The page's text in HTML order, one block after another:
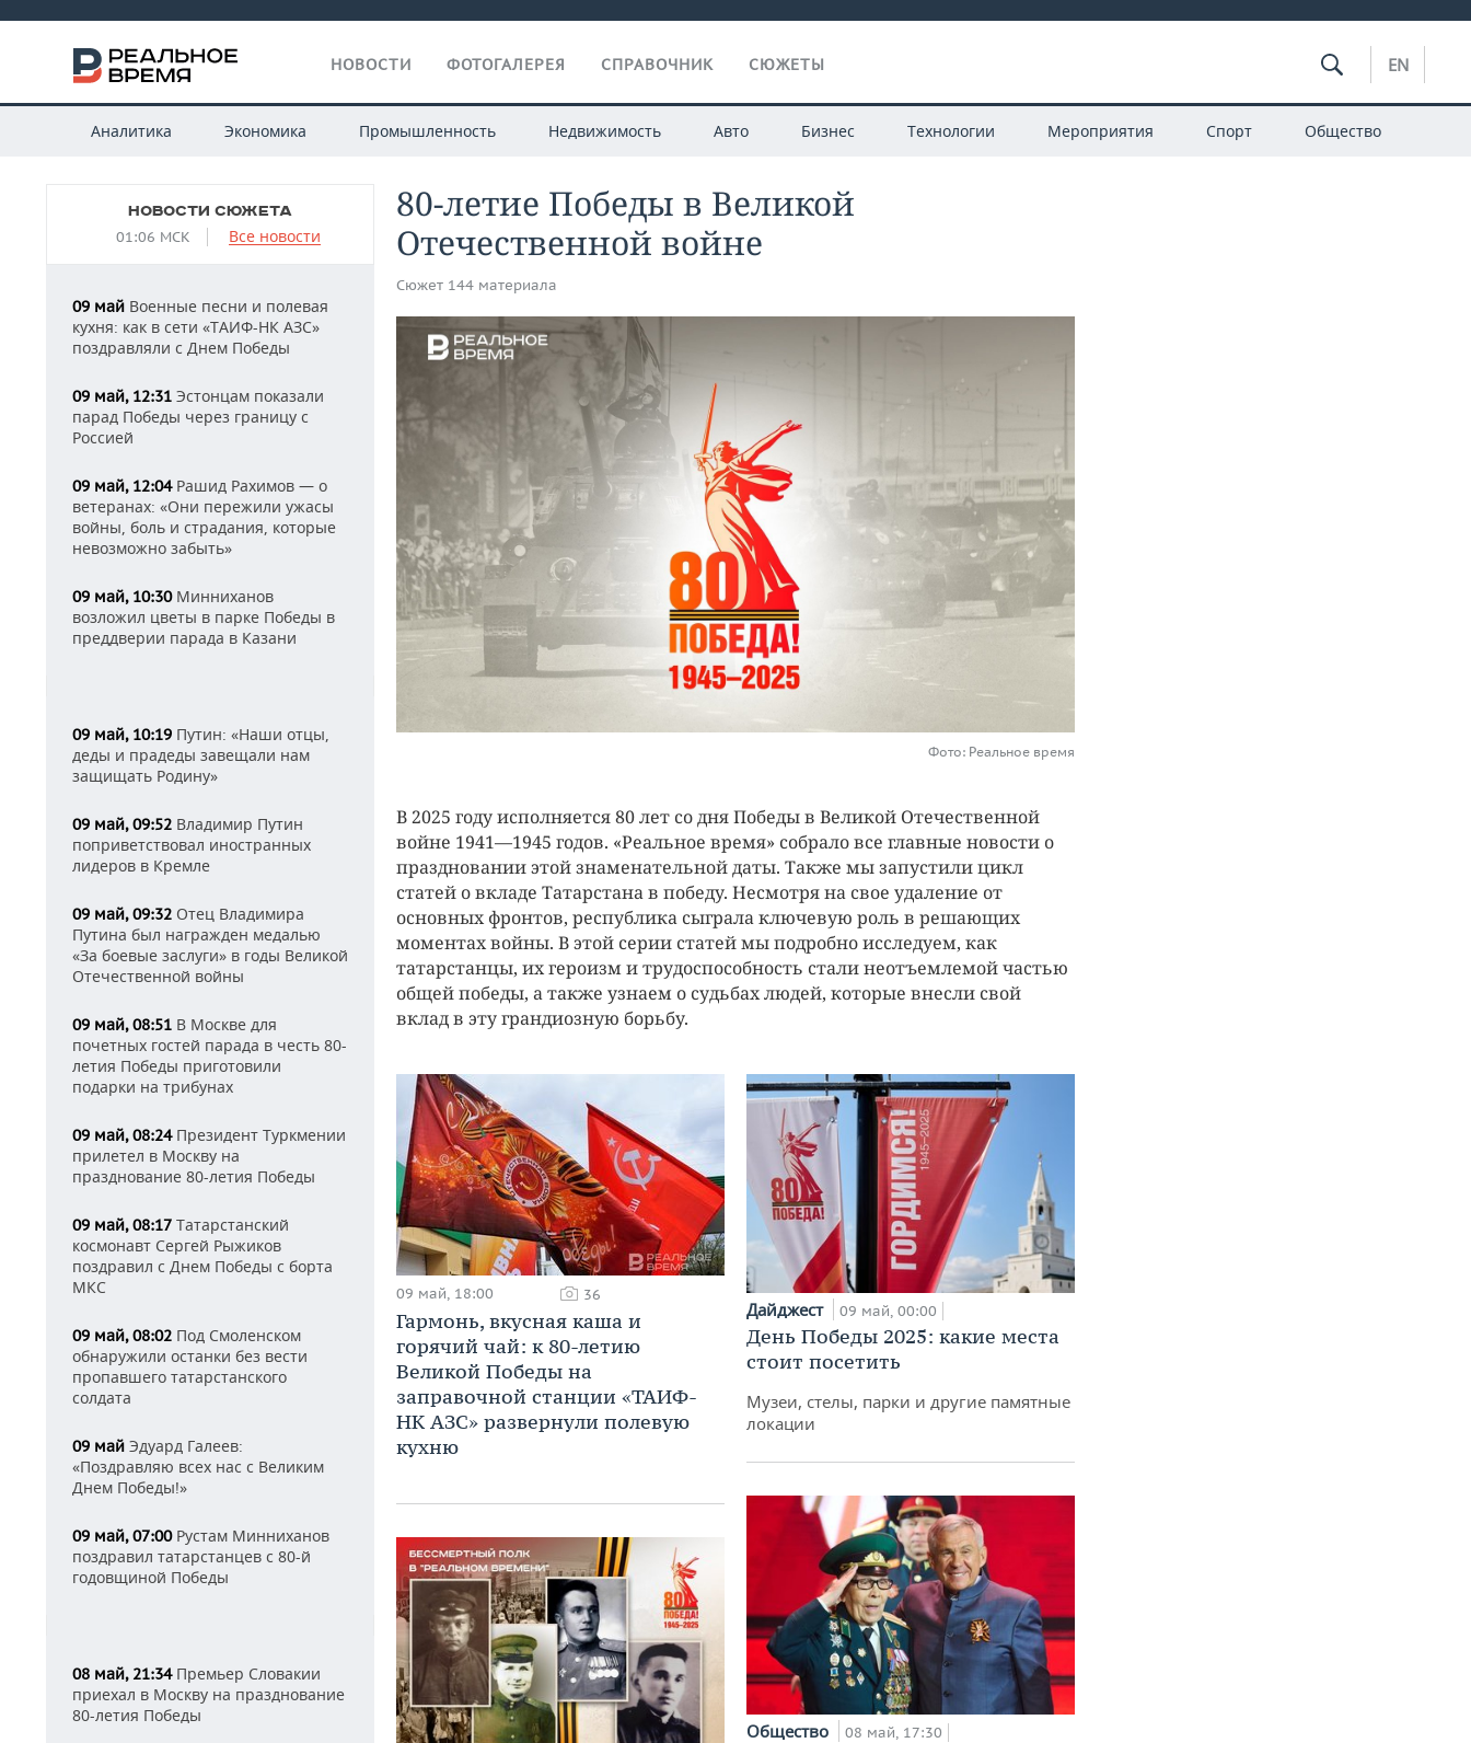
НОВОСТИ ФОТОГАЛЕРЕЯ СПРАВОЧНИК СЮЖЕТЫ EN
Аналитика Экономика Промышленность Недвижимость Авто Бизнес Технологии Мероприятия Спорт Общество
НОВОСТИ СЮЖЕТА
01:06 МСК Все новости
09 май Военные песни и полевая
кухня: как в сети «ТАИФ-НК АЗС»
поздравляли с Днем Победы
09 май, 12:31 Эстонцам показали
парад Победы через границу с
Россией
09 май, 12:04Рашид Рахимов — о
ветеранах: «Они пережили ужасы
войны, боль и страдания, которые
невозможно забыть»
09 май, 10:30Минниханов
возложил цветы в парке Победы в
преддверии парада в Казани
09 май, 10:19 Путин: «Наши отцы,
деды и прадеды завещали нам
защищать Родину»
09 май, 09:52 Владимир Путин
поприветствовал иностранных
лидеров в Кремле
09 май, 09:32 Отец Владимира
Путина был награжден медалью
«За боевые заслуги» в годы Великой
Отечественной войны
09 май, 08:51 В Москве для
почетных гостей парада в честь 80-
летия Победы приготовили
подарки на трибунах
09 май, 08:24Президент Туркмении
прилетел в Москву на
празднование 80-летия Победы
09 май, 08:17 Татарстанский
космонавт Сергей Рыжиков
поздравил с Днем Победы с борта
МКС
09 май, 08:02 Под Смоленском
обнаружили останки без вести
пропавшего татарстанского
солдата
09 май Эдуард Галеев:
«Поздравляю всех нас с Великим
Днем Победы!»
09 май, 07:00Рустам Минниханов
поздравил татарстанцев с 80-й
годовщиной Победы
08 май, 21:34Премьер Словакии
приехал в Москву на празднование
80-летия Победы
80-летие Победы в Великой
Отечественной войне
Сюжет 144 материала
Фото: Реальное время
В 2025 году исполняется 80 лет со дня Победы в Великой Отечественной
войне 1941—1945 годов. «Реальное время» собрало все главные новости о
праздновании этой знаменательной даты. Также мы запустили цикл
статей о вкладе Татарстана в победу. Несмотря на свое удаление от
основных фронтов, республика сыграла ключевую роль в решающих
моментах войны. В этой серии статей мы подробно исследуем, как
татарстанцы, их героизм и трудоспособность стали неотъемлемой частью
общей победы, а также узнаем о судьбах людей, которые внесли свой
вклад в эту грандиозную борьбу.
09 май, 18:00 36
Гармонь, вкусная каша и
горячий чай: к 80-летию
Великой Победы на
заправочной станции «ТАИФ-
НК АЗС» развернули полевую
кухню
Дайджест 09 май, 00:00
День Победы 2025: какие места
стоит посетить
Музеи, стелы, парки и другие памятные
локации
Общество 08 май, 17:30